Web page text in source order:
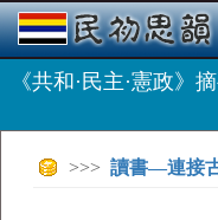
《共和·民主·憲政》
>>> 讀書—連接